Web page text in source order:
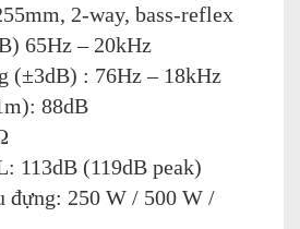
2-way, bass-reflex
65Hz – 20kHz
(±3dB) : 76Hz – 18kHz
88dB
113dB (119dB peak)
đựng: 250 W / 500 W /